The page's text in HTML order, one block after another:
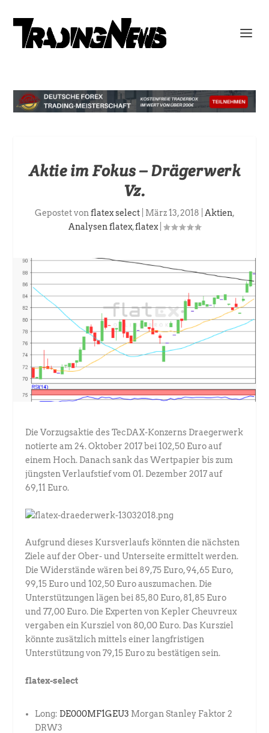
Aktie im Fokus – Drägerwerk
Vz.
Gepostet vonflatex select| März 13, 2018 Aktien,
Analysen flatex,flatex
Die Vorzugsaktie des TecDAX-Konzerns Draegerwerk
notierte am 24. Oktober 2017 bei 102,50 Euro auf
einem Hoch. Danach sank das Wertpapier bis zum
jüngsten Verlaufstief vom 01. Dezember 2017 auf
69,11 Euro.
Aufgrund dieses Kursverlaufs könnten die nächsten
Ziele auf der Ober- und Unterseite ermittelt werden.
Die Widerstände wären bei 89,75 Euro, 94,65 Euro,
99,15 Euro und 102,50 Euro auszumachen. Die
Unterstützungen lägen bei 85,80 Euro, 81,85 Euro
und 77,00 Euro. Die Experten von Kepler Cheuvreux
vergaben ein Kursziel von 80,00 Euro. Das Kursziel
könnte zusätzlich mittels einer langfristigen
Unterstützung von 79,15 Euro zu bestätigen sein.
flatex-select
Long: DE000MF1GEU3 Morgan Stanley Faktor 2
DRW3